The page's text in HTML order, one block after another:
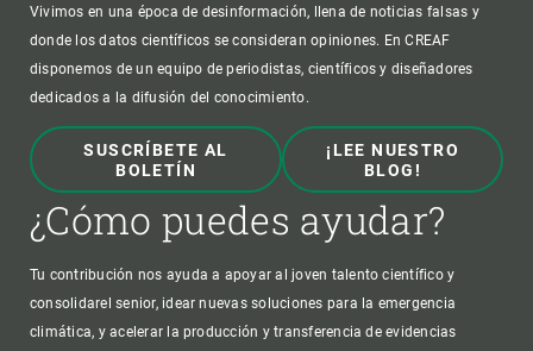
Vivimos en una época de desinformación, llena de noticias falsas y
donde los datos científicos se consideran opiniones. En CREAF
disponemos de un equipo de periodistas, científicos y diseñadores
dedicados a la difusión del conocimiento.
SUSCRÍBETE AL
BOLETÍN
¡LEE NUESTRO
BLOG!
¿Cómo puedes ayudar?
Tu contribución nos ayuda a apoyar al joven talento científico y
consolidarel senior, idear nuevas soluciones para la emergencia
climática, y acelerar la producción y transferencia de evidencias